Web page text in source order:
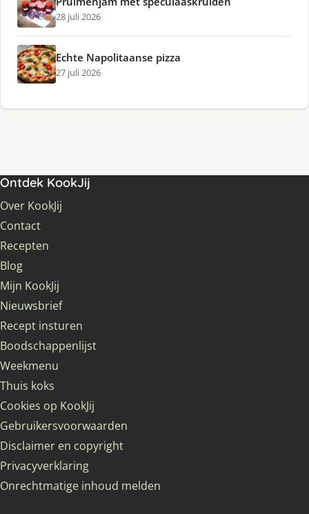
28 juli 2026
Echte Napolitaanse pizza
27 juli 2026
Ontdek KookJij
Over KookJij
Contact
Recepten
Blog
Mijn KookJij
Nieuwsbrief
Recept insturen
Boodschappenlijst
Weekmenu
Thuis koks
Cookies op KookJij
Gebruikersvoorwaarden
Disclaimer en copyright
Privacyverklaring
Onrechtmatige inhoud melden